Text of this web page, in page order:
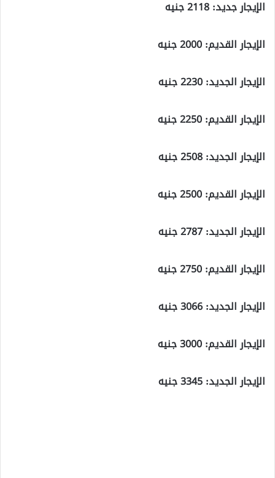
الإيجار جديد: 2118 جنيه
الإيجار القديم: 2000 جنيه
الإيجار الجديد: 2230 جنيه
الإيجار القديم: 2250 جنيه
الإيجار الجديد: 2508 جنيه
الإيجار القديم: 2500 جنيه
الإيجار الجديد: 2787 جنيه
الإيجار القديم: 2750 جنيه
الإيجار الجديد: 3066 جنيه
الإيجار القديم: 3000 جنيه
الإيجار الجديد: 3345 جنيه